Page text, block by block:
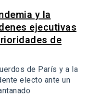
y la
ejecutivas
de
de París y a la
electo ante un